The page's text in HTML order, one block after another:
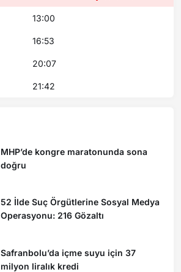
13:00
16:53
20:07
21:42
MHP’de kongre maratonunda sona
doğru
52 İlde Suç Örgütlerine Sosyal Medya
Operasyonu: 216 Gözaltı
Safranbolu’da içme suyu için 37
milyon liralık kredi